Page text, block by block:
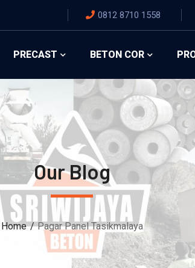
0812 8710 1558
PRECAST BETON COR
Our Blog
Home Pagar Panel Tasikmalaya